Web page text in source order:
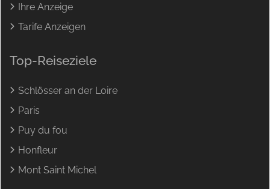
Ihre Anzeige
Tarife Anzeigen
Top-Reiseziele
Schlösser an der Loire
Paris
Puy du fou
Honfleur
Mont Saint Michel